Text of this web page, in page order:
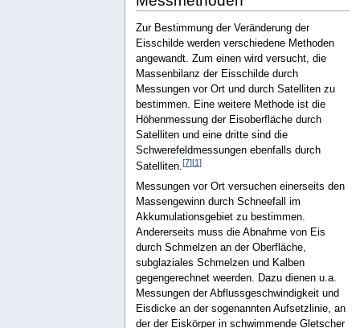
Zur Bestimmung der Veränderung der
Eisschilde werden verschiedene Methoden
angewandt. Zum einen wird versucht, die
Massenbilanz der Eisschilde durch
Messungen vor Ort und durch Satelliten zu
bestimmen. Eine weitere Methode ist die
Höhenmessung der Eisoberfläche durch
Satelliten und eine dritte sind die
Schwerefeldmessungen ebenfalls durch
Satelliten.[7][1]
Messungen vor Ort versuchen einerseits den
Massengewinn durch Schneefall im
Akkumulationsgebiet zu bestimmen.
Andererseits muss die Abnahme von Eis
durch Schmelzen an der Oberfläche,
subglaziales Schmelzen und Kalben
gegengerechnet weerden. Dazu dienen u.a.
Messungen der Abflussgeschwindigkeit und
Eisdicke an der sogenannten Aufsetzlinie, an
der der Eiskörper in schwimmende Gletscher